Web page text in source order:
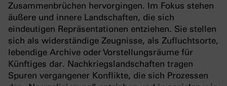
Zusammenbrüchen hervorgingen. Im Fokus stehen
äußere und innere Landschaften, die sich
eindeutigen Repräsentationen entziehen. Sie stellen
sich als widerständige Zeugnisse, als Zufluchtsorte,
lebendige Archive oder Vorstellungsräume für
Künftiges dar. Nachkriegslandschaften tragen
Spuren vergangener Konflikte, die sich Prozessen